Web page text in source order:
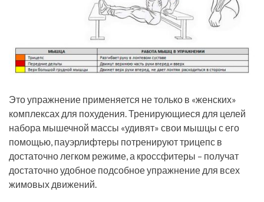
Это упражнение применяется не только в «женских»
комплексах для похудения. Тренирующиеся для целей
набора мышечной массы «удивят» свои мышцы с его
помощью, пауэрлифтеры потренируют трицепс в
достаточно легком режиме, а кроссфитеры – получат
достаточно удобное подсобное упражнение для всех
жимовых движений.